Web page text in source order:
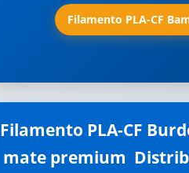
Filamento PLA-CF
Filamento PLA-CF
mate premium 